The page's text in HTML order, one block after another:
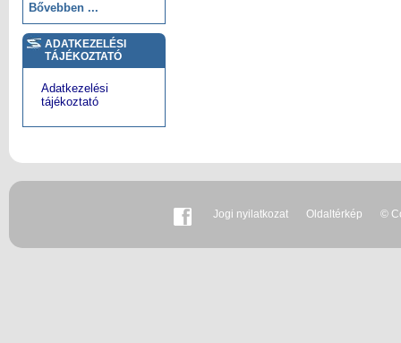
Bővebben ...
ADATKEZELÉSI
TÁJÉKOZTATÓ
Adatkezelési
tájékoztató
Jogi nyilatkozat Oldaltérkép ©